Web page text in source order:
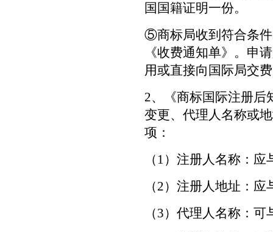
国国籍证明一份。
⑤商标局收到符合条
《收费通知单》。申
用或直接向国际局交
2、《商标国际注册后
变更、代理人名称或
项：
（1）注册人名称：
（2）注册人地址：
（3）代理人名称：